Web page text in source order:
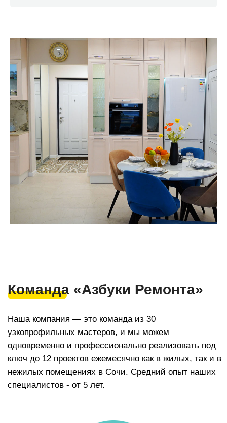
г. Cочи, с/т Фронтовик , Транспортная 3
Строительная компания
«Азбука Ремонта»
+7(918) 616 53 53
вопросам по ремонту квартир, домов, офисов
и другой недвижимости
ar123r@mail.ru